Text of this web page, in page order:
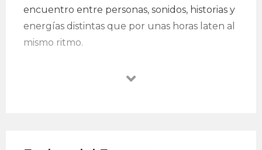
encuentro entre personas, sonidos, historias y
energías distintas que por unas horas laten al
mismo ritmo.